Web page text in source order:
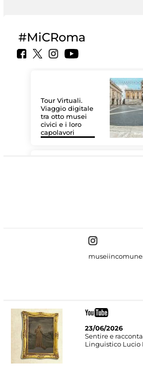
#MiCRoma
Tour Virtuali.
Viaggio digitale
tra otto musei
civici e i loro
capolavori
23/06/2026
Sentire e
Linguistico Lucio